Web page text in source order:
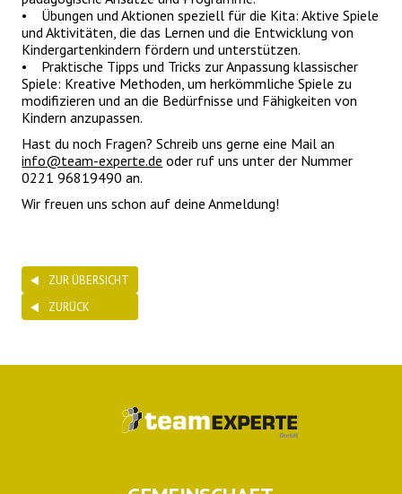
• Übungen und Aktionen speziell für die Kita: Aktive Spiele
und Aktivitäten, die das Lernen und die Entwicklung von
Kindergartenkindern fördern und unterstützen.
• Praktische Tipps und Tricks zur Anpassung klassischer
Spiele: Kreative Methoden, um herkömmliche Spiele zu
modifizieren und an die Bedürfnisse und Fähigkeiten von
Kindern anzupassen.
Hast du noch Fragen? Schreib uns gerne eine Mail an
info@team-experte.de oder ruf uns unter der Nummer
0221 96819490 an.
Wir freuen uns schon auf deine Anmeldung!
ZUR ÜBERSICHT
ZURÜCK